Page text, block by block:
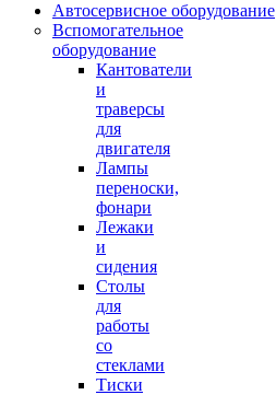
Автосервисное оборудование
Вспомогательное
оборудование
Кантователи
и
траверсы
для
двигателя
Лампы
переноски,
фонари
Лежаки
и
сидения
Столы
для
работы
со
стеклами
Тиски